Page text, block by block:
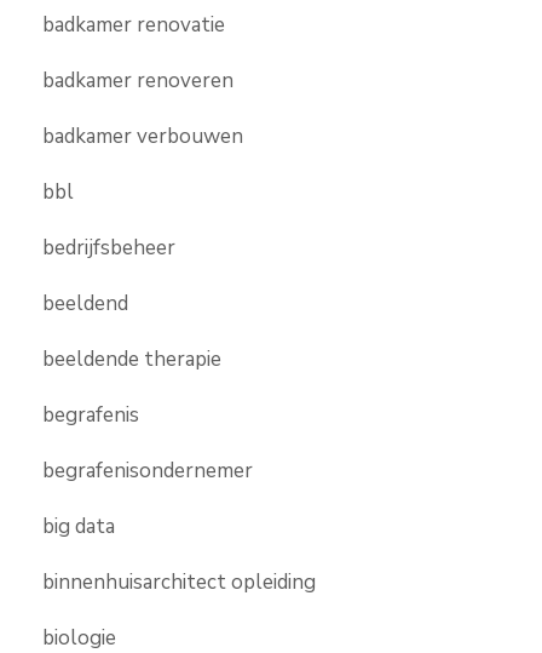
badkamer renovatie
badkamer renoveren
badkamer verbouwen
bbl
bedrijfsbeheer
beeldend
beeldende therapie
begrafenis
begrafenisondernemer
big data
binnenhuisarchitect opleiding
biologie